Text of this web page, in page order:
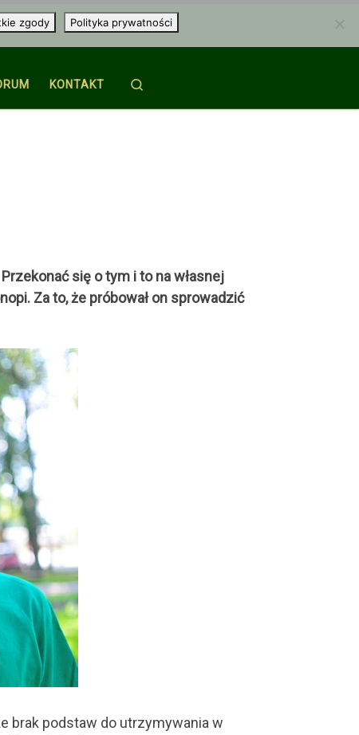
KONTAKT
się o tym i to na własnej
Za to, że próbował on sprowadzić
brak podstaw do utrzymywania w
zgody Polityka prywatności